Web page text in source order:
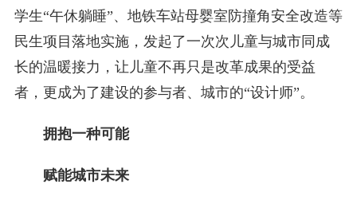
学生“午休躺睡”、地铁车站母婴室防撞角安全改造等
民生项目落地实施，发起了一次次儿童与城市同成
长的温暖接力，让儿童不再只是改革成果的受益
者，更成为了建设的参与者、城市的“设计师”。
拥抱一种可能
赋能城市未来